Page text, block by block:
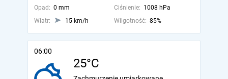
Opad: 0 mm Ciśnienie: 1008 hPa
Wiatr:
15 km/h Wilgotność: 85%
06:00
25°C